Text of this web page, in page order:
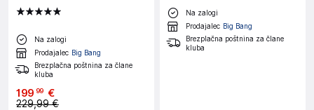
Na zalogi
Prodajalec Big Bang
Brezplačna poštnina za člane
kluba
199 99 €
229,99 €
Na zalogi
Prodajalec Big Bang
Brezplačna poštnina za člane
kluba